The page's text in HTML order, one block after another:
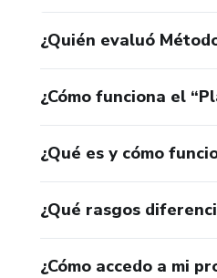
¿Quién evaluó
¿Cómo funciona el
¿Qué es y cómo
¿Qué rasgos
¿Cómo accedo a mi